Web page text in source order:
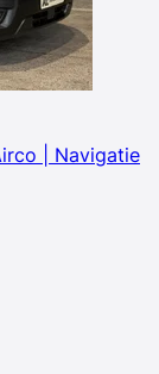
| Navigatie